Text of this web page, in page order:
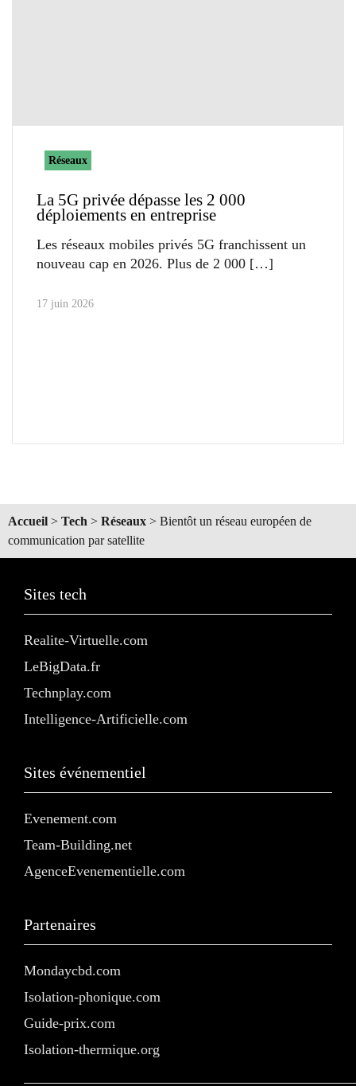
Réseaux
La 5G privée dépasse les 2 000
déploiements en entreprise
Les réseaux mobiles privés 5G franchissent un
nouveau cap en 2026. Plus de 2 000
17 juin 2026
Accueil > Tech > Réseaux > Bientôt un réseau européen de
communication par satellite
Sites tech
Realite-Virtuelle.com
LeBigData.fr
Technplay.com
Intelligence-Artificielle.com
Sites événementiel
Evenement.com
Team-Building.net
AgenceEvenementielle.com
Partenaires
Mondaycbd.com
Isolation-phonique.com
Guide-prix.com
Isolation-thermique.org